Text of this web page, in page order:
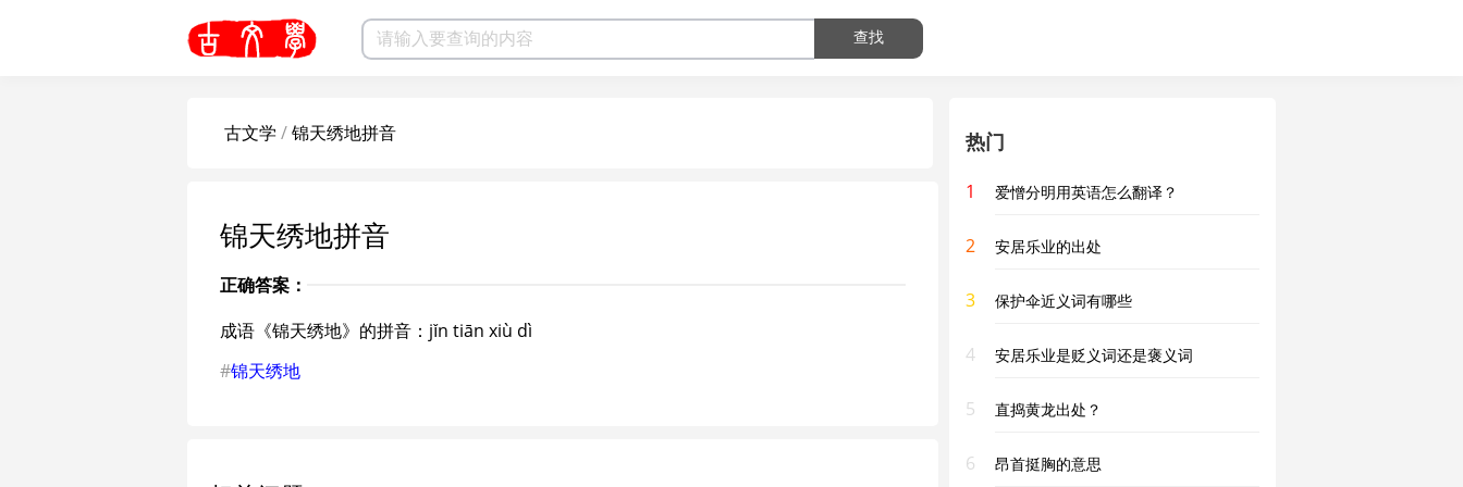
查找
古文学 /锦天绣地拼音
锦天绣地拼音
正确答案：
成语《锦天绣地》的拼音：jǐn tiān xiù dì
#锦天绣地
热门
1 爱憎分明用英语怎么翻译？
2 安居乐业的出处
3 保护伞近义词有哪些
4 安居乐业是贬义词还是褒义词
5 直捣黄龙出处？
6 昂首挺胸的意思